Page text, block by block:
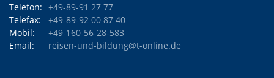
Telefon: +49-89-91 27 77
Telefax:
+49-89-92 00 87 40
Mobil:
+49-160-56-28-583
Email:
reisen-und-bildung@t-online.de